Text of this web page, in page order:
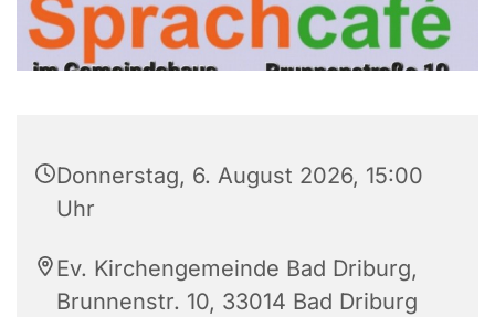
Donnerstag, 6. August 2026, 15:00
Uhr
Ev. Kirchengemeinde Bad Driburg,
Brunnenstr. 10, 33014 Bad Driburg